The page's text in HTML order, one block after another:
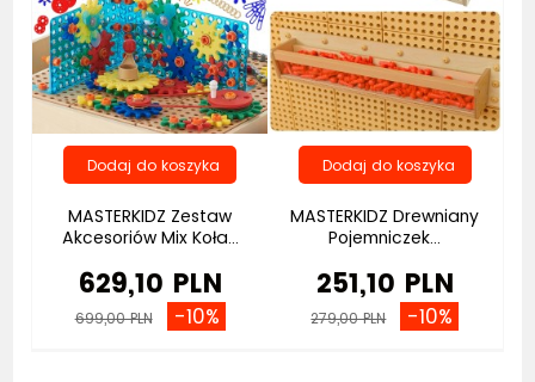
MASTERKIDZ Zestaw
Akcesoriów Mix Koła...
629,10 PLN
699,00 PLN -10%
MASTERKIDZ Drewniany
Pojemniczek...
251,10 PLN
279,00 PLN -10%